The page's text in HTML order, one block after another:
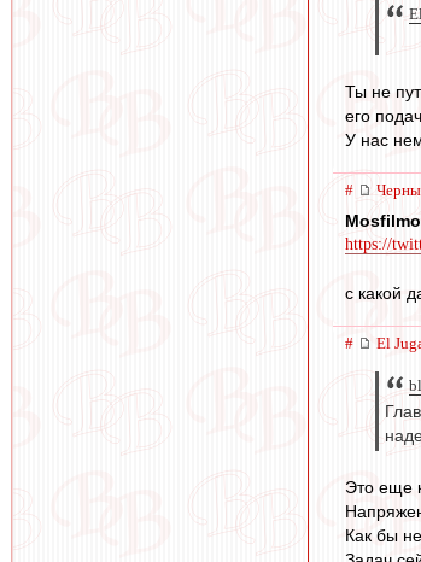
Ты не
его
У нас
#
https://
с какой
# El
Это еще
Как бы